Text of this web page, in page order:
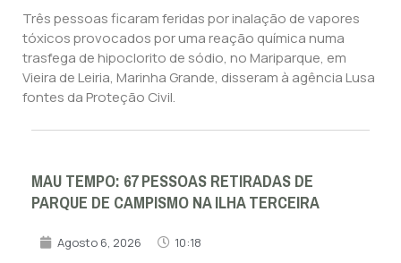
Três pessoas ficaram feridas por inalação de vapores
tóxicos provocados por uma reação química numa
trasfega de hipoclorito de sódio, no Mariparque, em
Vieira de Leiria, Marinha Grande, disseram à agência Lusa
fontes da Proteção Civil.
MAU TEMPO: 67 PESSOAS RETIRADAS DE
PARQUE DE CAMPISMO NA ILHA TERCEIRA
Agosto 6, 2026 10:18